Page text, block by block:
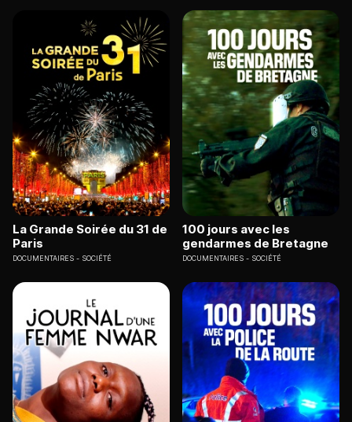
La Grande Soirée du 31 de
Paris
DOCUMENTAIRES SOCIÉTÉ
100 jours avec les
gendarmes de Bretagne
DOCUMENTAIRES SOCIÉTÉ